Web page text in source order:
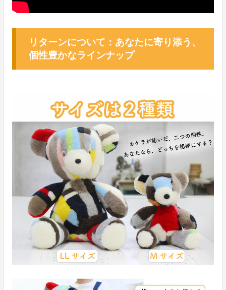
リターンについて：あなたに寄り添う、
個性豊かなラインナップ